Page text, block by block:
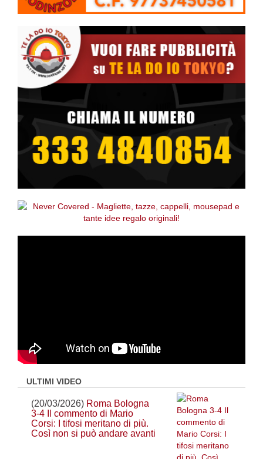
ULTIMI VIDEO
(20/03/2026) Roma Bologna
3-4 Il commento di Mario
Corsi: I tifosi meritano di più.
Così non si può andare avanti